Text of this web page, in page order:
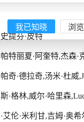
史提芬·皮特
帕特丽夏·阿奎特,杰森·
帕奇·德拉奇,汤米·杜威
斯·格林,威尔·哈里森
·艾伦·米利甘,吉姆·奥
我已知晓 浏